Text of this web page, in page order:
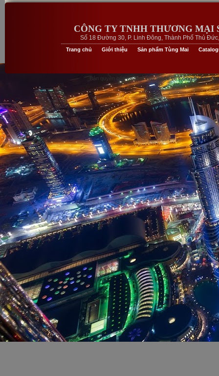
CÔNG TY TNHH THƯƠNG
Số 18 Đường 30, P. Linh Đông, Thành Phố Thủ
Trang chủ Giới thiệu Sản phẩm Tùng Mai
Bản quyền của website này thuộc vềCông ty Sản